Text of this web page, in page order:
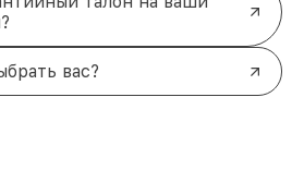
вас?